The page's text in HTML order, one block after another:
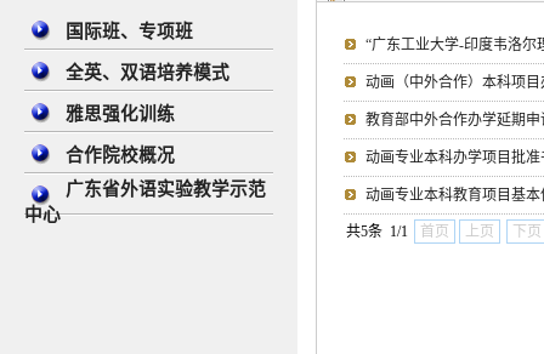
国际班、专项班
全英、双语培养模式
雅思强化训练
合作院校概况
广东省外语实验教学示范
中心
“广东工业大学-印度韦洛
动画（中外合作）本科项
教育部中外合作办学延期
动画专业本科办学项目批
动画专业本科教育项目基
共5条 1/1 首页 上页 下页